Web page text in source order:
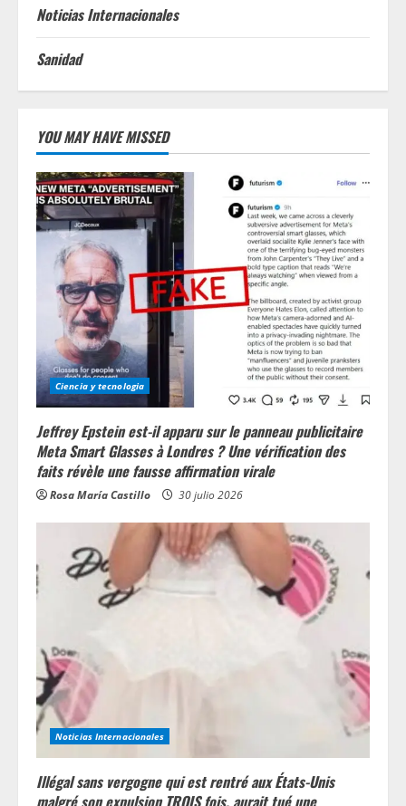
Noticias Internacionales
Sanidad
YOU MAY HAVE MISSED
Ciencia y tecnologia
Jeffrey Epstein est-il apparu sur le panneau publicitaire
Meta Smart Glasses à Londres ? Une vérification des
faits révèle une fausse affirmation virale
Rosa María Castillo 30 julio 2026
Noticias Internacionales
Illégal sans vergogne qui est rentré aux États-Unis